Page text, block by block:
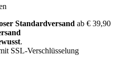
Standardversand ab € 39,90
.
SSL-Verschlüsselung